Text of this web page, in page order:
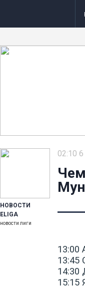
НОВОСТИ
ELIGA
новости лиги
02:10
13:00
13:45
14:30
15:15